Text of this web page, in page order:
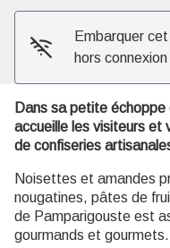
Embarquer
hors connexion
Dans sa petite échoppe
accueille les visiteurs et
de confiseries
Noisettes et amandes
nougatines, pâtes de
de Pamparigouste est
gourmands et gourmets.